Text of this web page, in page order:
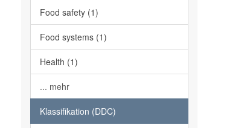
Food safety (1)
Food systems (1)
Health (1)
... mehr
Klassifikation (DDC)